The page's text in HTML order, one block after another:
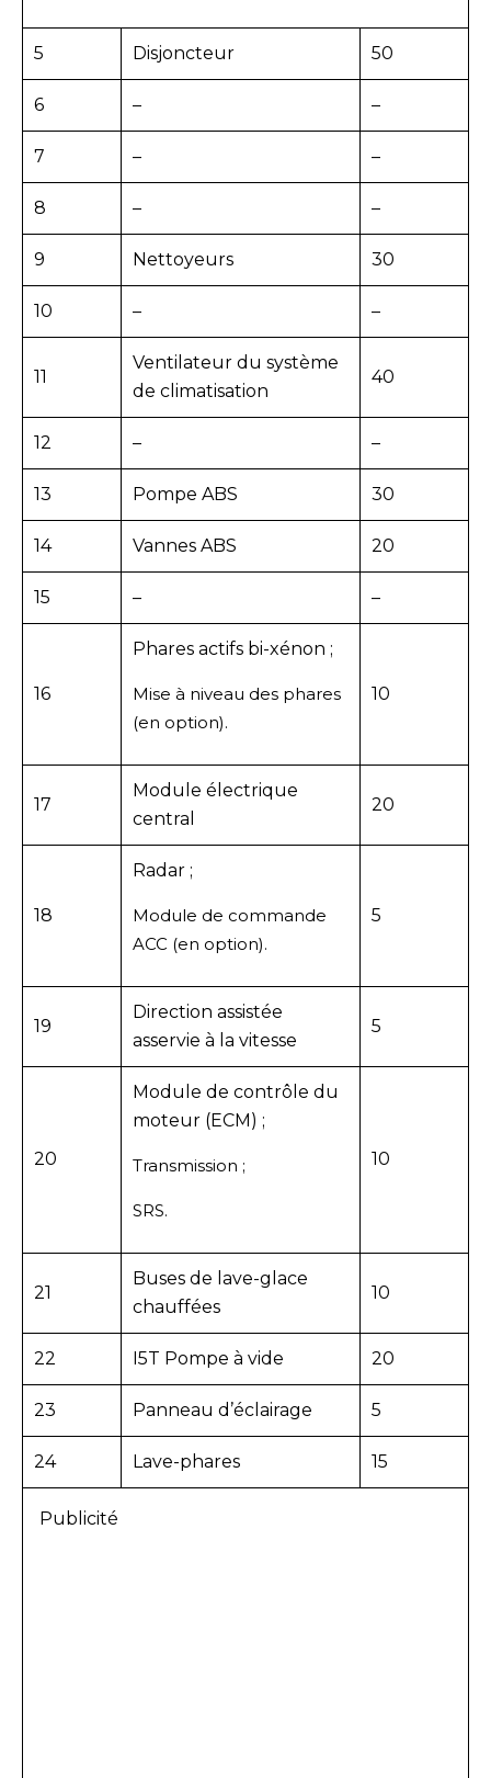
5 Disjoncteur 50
6 – –
7 – –
8 – –
9 Nettoyeurs 30
10 – –
11
Ventilateur du système
de climatisation
40
12 – –
13 Pompe ABS 30
14 Vannes ABS 20
15 – –
16
Phares actifs bi-xénon ;
Mise à niveau des phares
(en option).
10
17
Module électrique
central
20
18
Radar ;
Module de commande
ACC (en option).
5
19
Direction assistée
asservie à la vitesse
5
20
Module de contrôle du
moteur (ECM) ;
Transmission ;
SRS.
10
21
Buses de lave-glace
chauffées
10
22 I5T Pompe à vide 20
23 Panneau d’éclairage 5
24 Lave-phares 15
Publicité